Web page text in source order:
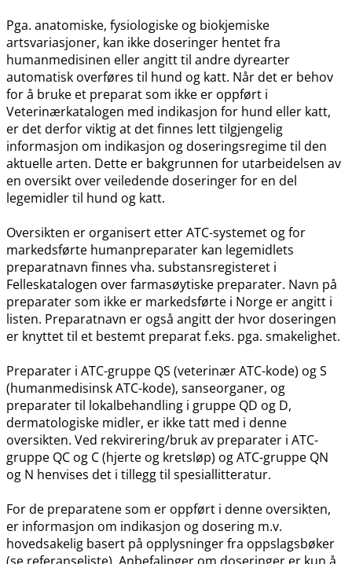
Pga. anatomiske, fysiologiske og biokjemiske
artsvariasjoner, kan ikke doseringer hentet fra
humanmedisinen eller angitt til andre dyrearter
automatisk overføres til hund og katt. Når det er behov
for å bruke et preparat som ikke er oppført i
Veterinærkatalogen med indikasjon for hund eller katt,
er det derfor viktig at det finnes lett tilgjengelig
informasjon om indikasjon og doseringsregime til den
aktuelle arten. Dette er bakgrunnen for utarbeidelsen av
en oversikt over veiledende doseringer for en del
legemidler til hund og katt.
Oversikten er organisert etter ATC-systemet og for
markedsførte humanpreparater kan legemidlets
preparatnavn finnes vha. substansregisteret i
Felleskatalogen over farmasøytiske preparater. Navn på
preparater som ikke er markedsførte i Norge er angitt i
listen. Preparatnavn er også angitt der hvor doseringen
er knyttet til et bestemt preparat f.eks. pga. smakelighet.
Preparater i ATC-gruppe QS (veterinær ATC-kode) og S
(humanmedisinsk ATC-kode), sanseorganer, og
preparater til lokalbehandling i gruppe QD og D,
dermatologiske midler, er ikke tatt med i denne
oversikten. Ved rekvirering​/​bruk av preparater i ATC-
gruppe QC og C (hjerte og kretsløp) og ATC-gruppe QN
og N henvises det i tillegg til spesiallitteratur.
For de preparatene som er oppført i denne oversikten,
er informasjon om indikasjon og dosering m.v.
hovedsakelig basert på opplysninger fra oppslagsbøker